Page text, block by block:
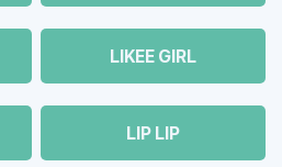
LIKEE GIRL
LIP LIP